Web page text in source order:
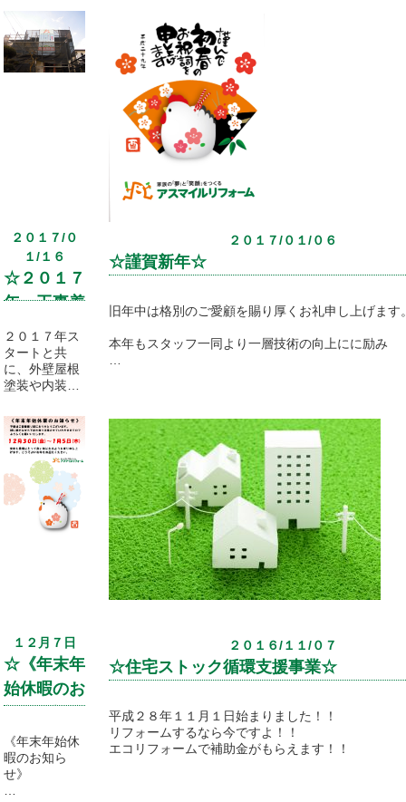
外壁塗装工事
のご相談はホ
ームページの
料！！
お気軽にお問
い合わせくだ
さい！！
今回もご家族
皆様で楽しん
でいただける
イベントで
す。
当日、スタッ
フに「ホーム
ページを見
た」と言って
チラシは不要
です♪
ラシをクリッ
ク♪♪♪
２０１７/０
１/１６
☆２０１７
年 工事着
工中！！☆
２０１７年ス
タートと共
に、外壁屋根
塗装や内装な
がスタートし
ています！！
店舗には、春
の新生活に向
けてのリフォ
ームのご相談
(子供部屋の間
お客様のライ
フスタイルの
変化にあった
新しいニーズ
に豊富なリフ
ォームメニュ
ーをご用意し
ております。
２０１７/０１/０６
☆謹賀新年☆
旧年中は格別のご愛顧を賜り厚くお礼申し上げま
本年もスタッフ一同より一層技術の向上にに励み
今年も、昨年同様のご愛顧をよろしくお願い申し
皆様のご健康とご多幸を心よりお祈り申し上げま
尚、本日1月6日から平常通り営業させていただい
ので、よろしくお願いいたします。
１２月７日
☆《年末年
始休暇のお
《年末年始休
暇のお知ら
せ》
２０１６/１１/０７
☆住宅ストック循環支援事業☆
平成２８年１１月１日始まりました！！
リフォームするなら今ですよ！！
エコリフォームで補助金がもらえます！！